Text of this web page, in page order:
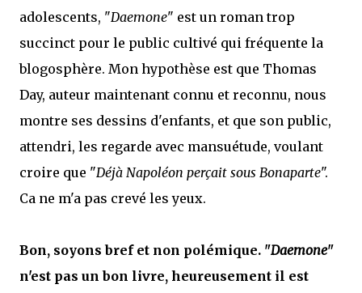
adolescents, "Daemone" est un roman trop
succinct pour le public cultivé qui fréquente la
blogosphère. Mon hypothèse est que Thomas
Day, auteur maintenant connu et reconnu, nous
montre ses dessins d'enfants, et que son public,
attendri, les regarde avec mansuétude, voulant
croire que "Déjà Napoléon perçait sous Bonaparte".
Ca ne m'a pas crevé les yeux.
Bon, soyons bref et non polémique. "Daemone"
n'est pas un bon livre, heureusement il est